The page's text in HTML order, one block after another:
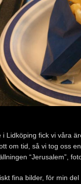
i Lidköping fick vi våra
om tid, så vi tog oss
“Jerusalem”,
fina bilder, för min